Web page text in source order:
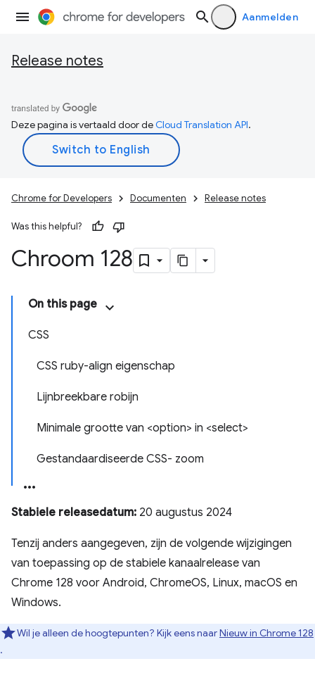
Aanmelden
Release notes
Deze pagina is vertaald door deCloud Translation API.
Chrome for Developers Documenten Release notes
Was this helpful?
Chroom 128
On this page
CSS
CSS ruby-align eigenschap
Lijnbreekbare robijn
Minimale grootte van <option> in <select>
Gestandaardiseerde CSS- zoom
Stabiele releasedatum: 20 augustus 2024
Tenzij anders aangegeven, zijn de volgende wijzigingen
van toepassing op de stabiele kanaalrelease van
Chrome 128 voor Android, ChromeOS, Linux, macOS en
Windows.
Wil je alleen de hoogtepunten? Kijk eens naarNieuw in Chrome 128
.